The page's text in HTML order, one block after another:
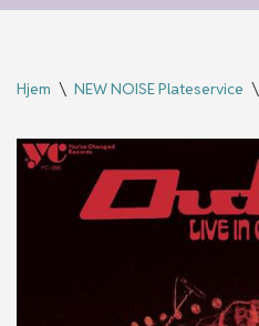
Hjem \ NEW NOISE Plateservice \